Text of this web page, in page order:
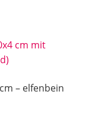
– elfenbein